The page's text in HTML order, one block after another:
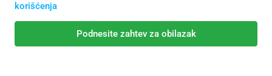
korišćenja
Podnesite zahtev za obilazak